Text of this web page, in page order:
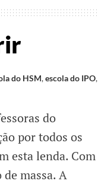
do HSM,escola do IPO,
do
por todos os
esta lenda. Com
massa. A